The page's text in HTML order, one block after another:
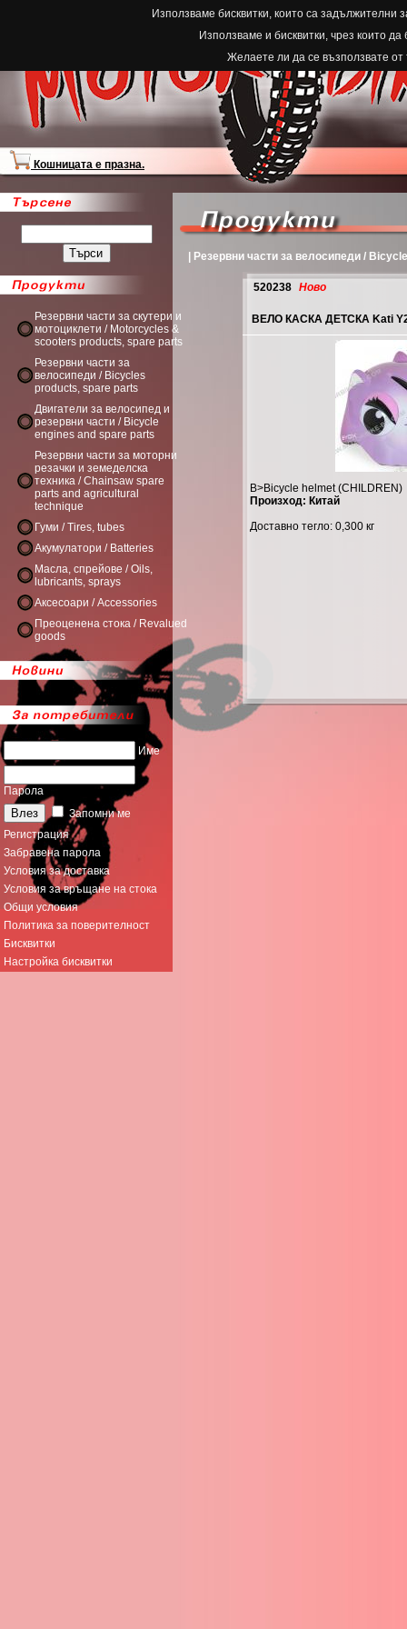
Използваме бисквитки, които са задължителни
Използваме и бисквитки, чрез които
Желаете ли да се възползвате от
Резервни части за скутери и
мотоциклети / Motorcycles &
scooters products, spare parts
Резервни части за
велосипеди / Bicycles
products, spare parts
Двигатели за велосипед и
резервни части / Bicycle
engines and spare parts
Резервни части за моторни
резачки и земеделска
техника / Chainsaw spare
parts and agricultural
technique
Гуми / Tires, tubes
Акумулатори / Batteries
Масла, спрейове / Oils,
lubricants, sprays
Аксесоари / Accessories
Преоценена стока / Revalued
goods
Име
Парола
Запомни ме
Регистрация
Забравена парола
Условия за доставка
Условия за връщане на стока
Общи условия
Политика за поверителност
Бисквитки
Настройка бисквитки
Кошницата е празна.
| Резервни части за велосипеди /
520238 Ново
ВЕЛО КАСКА ДЕТСКА Kati
B>Bicycle helmet (CHILDREN)
Произход: Китай
Доставно тегло: 0,300 кг